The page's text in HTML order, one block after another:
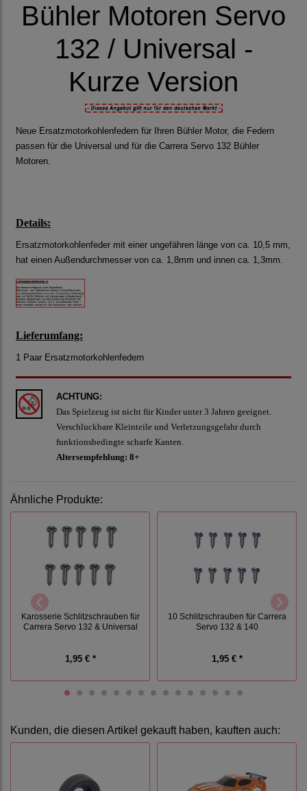
Bühler Motoren Servo
132 / Universal -
Kurze Version
Neue Ersatzmotorkohlenfedern für Ihren Bühler Motor, die Federn
passen für die Universal und für die Carrera Servo 132 Bühler
Motoren.
Details:
Ersatzmotorkohlenfeder mit einer ungefähren länge von ca. 10,5 mm,
hat einen Außendurchmesser von ca. 1,8mm und innen ca. 1,3mm.
Lieferumfang:
1 Paar Ersatzmotorkohlenfedern
ACHTUNG:
Das Spielzeug ist nicht für Kinder unter 3 Jahren geeignet.
Verschluckbare Kleinteile und Verletzungsgefahr durch
funktionsbedingte scharfe Kanten.
Altersempfehlung: 8+
Ähnliche Produkte:
Karosserie Schlitzschrauben für
Carrera Servo 132 & Universal
1,95 € *
10 Schlitzschrauben für Carrera
Servo 132 & 140
1,95 € *
Kunden, die diesen Artikel gekauft haben, kauften auch: